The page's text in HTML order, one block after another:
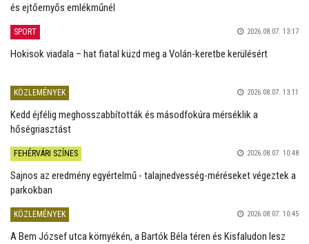
és ejtőernyős emlékműnél
SPORT 2026.08.07. 13:17
Hokisok viadala – hat fiatal küzd meg a Volán-keretbe kerülésért
KÖZLEMÉNYEK 2026.08.07. 13:11
Kedd éjfélig meghosszabbították és másodfokúra mérséklik a
hőségriasztást
FEHÉRVÁRI SZÍNES 2026.08.07. 10:48
Sajnos az eredmény egyértelmű - talajnedvesség-méréseket végeztek a
parkokban
KÖZLEMÉNYEK 2026.08.07. 10:45
A Bem József utca környékén, a Bartók Béla téren és Kisfaludon lesz